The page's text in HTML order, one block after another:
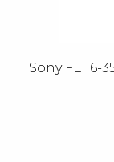
Sony FE 16-